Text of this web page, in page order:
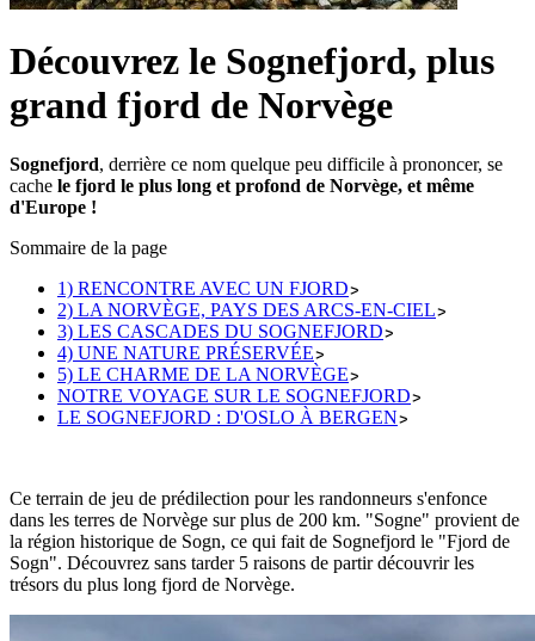
Découvrez le Sognefjord, plus
grand fjord de Norvège
Sognefjord, derrière ce nom quelque peu difficile à prononcer, se
cache le fjord le plus long et profond de Norvège, et même
d'Europe !
Sommaire de la page
1) RENCONTRE AVEC UN FJORD
2) LA NORVÈGE, PAYS DES ARCS-EN-CIEL
3) LES CASCADES DU SOGNEFJORD
4) UNE NATURE PRÉSERVÉE
5) LE CHARME DE LA NORVÈGE
NOTRE VOYAGE SUR LE SOGNEFJORD
LE SOGNEFJORD : D'OSLO À BERGEN
Ce terrain de jeu de prédilection pour les randonneurs s'enfonce
dans les terres de Norvège sur plus de 200 km. "Sogne" provient de
la région historique de Sogn, ce qui fait de Sognefjord le "Fjord de
Sogn". Découvrez sans tarder 5 raisons de partir découvrir les
trésors du plus long fjord de Norvège.